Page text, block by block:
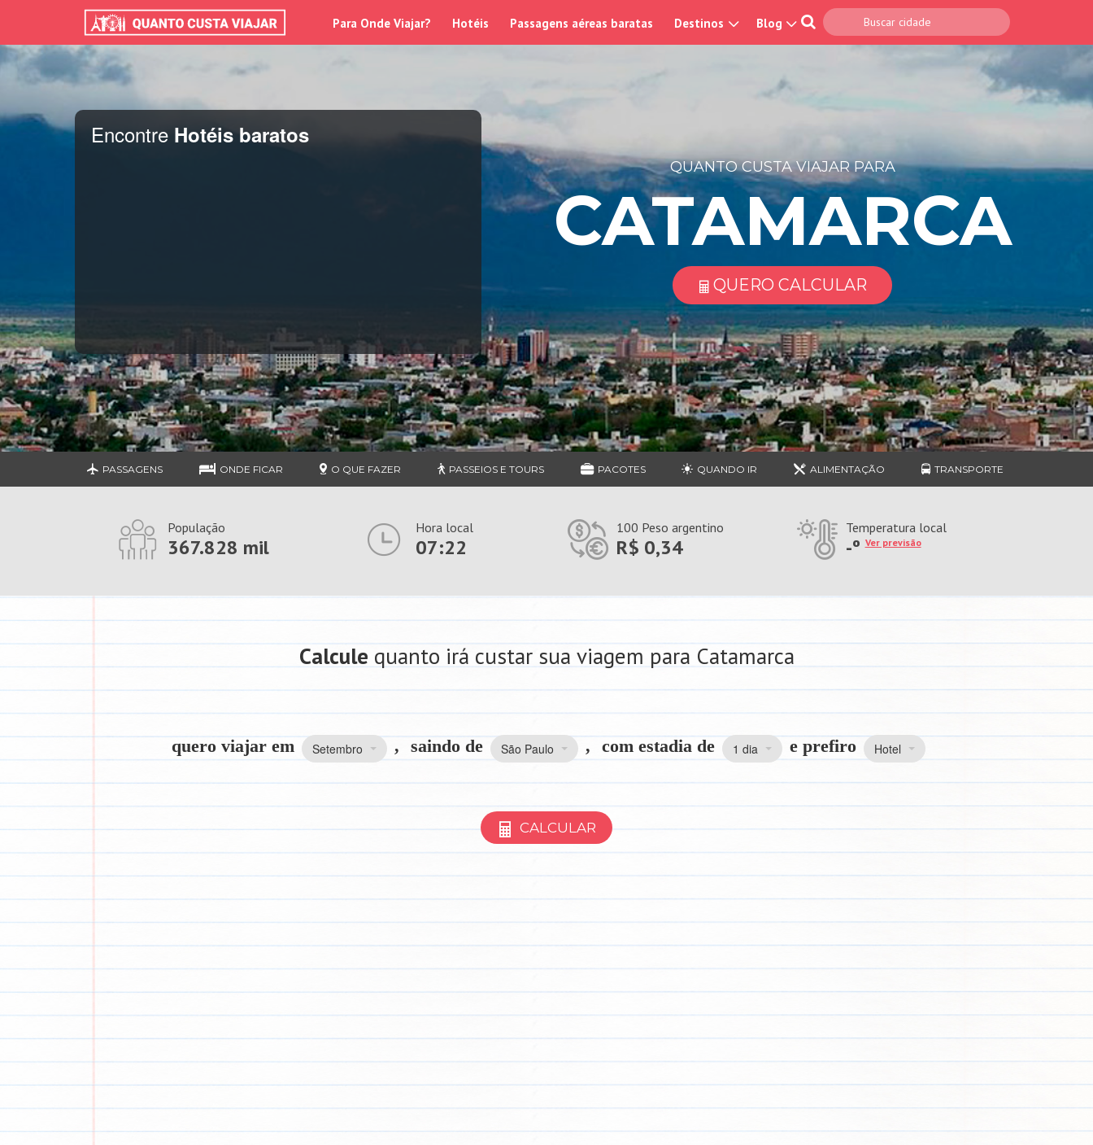
Para Onde Viajar? Hotéis Passagens aéreas baratas Destinos Blog
Encontre Hotéis baratos
QUANTO CUSTA VIAJAR PARA
CATAMARCA
QUERO CALCULAR
PASSAGENS ONDE FICAR O QUE FAZER PASSEIOS E TOURS PACOTES QUANDO IR ALIMENTAÇÃO TRANSPORTE
População
367.828 mil
Hora local
07:22
100 Peso argentino
R$ 0,34
Temperatura local
-ºVer previsão
Calcule quanto irá custar sua viagem para Catamarca
quero viajar em Setembro , saindo de São Paulo , com estadia de 1 dia e prefiro Hotel
CALCULAR